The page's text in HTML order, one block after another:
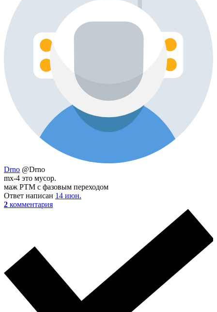
Drno @Drno
mx-4 это мусор.
маж PTM с фазовым переходом
Ответ написан 14 июн.
2 комментария